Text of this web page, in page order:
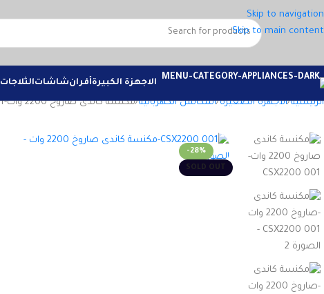
Skip to navigation
Skip to main content
الاجهزة الكبيرةأفرانشاشاتالثلاجات
الرئيسية الاجهزة الصغيرة المكانس الكهربائية مكنسة كاندى صاروخ 2200 وات-CSX2200 001
-28%
SOLD OUT